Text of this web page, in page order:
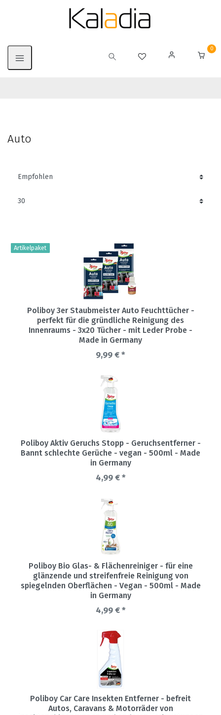
0
Auto
Artikelpaket
Poliboy 3er Staubmeister Auto Feuchttücher -
perfekt für die gründliche Reinigung des
Innenraums - 3x20 Tücher - mit Leder Probe -
Made in Germany
9,99 € *
Poliboy Aktiv Geruchs Stopp - Geruchsentferner -
Bannt schlechte Gerüche - vegan - 500ml - Made
in Germany
4,99 € *
Poliboy Bio Glas- & Flächenreiniger - für eine
glänzende und streifenfreie Reinigung von
spiegelnden Oberflächen - Vegan - 500ml - Made
in Germany
4,99 € *
Poliboy Car Care Insekten Entferner - befreit
Autos, Caravans & Motorräder von